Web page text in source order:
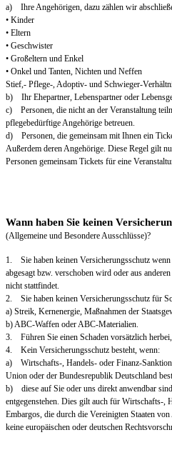
a) Ihre Angehörigen, dazu zählen wir
• Kinder
• Eltern
• Geschwister
• Großeltern und Enkel
• Onkel und Tanten, Nichten und Neffen
Stief,- Pflege-, Adoptiv- und Schwieger-
b) Ihr Ehepartner, Lebenspartner oder
c) Personen, die nicht an der Veranstaltung
pflegebedürftige Angehörige betreuen.
d) Personen, die gemeinsam mit Ihnen ein
Außerdem deren Angehörige. Diese Regel gilt
Personen gemeinsam Tickets für eine
Wann haben Sie keinen
(Allgemeine und Besondere Ausschlüsse)?
1. Sie haben keinen Versicherungsschutz
abgesagt bzw. verschoben wird oder aus
nicht stattfindet.
2. Sie haben keinen Versicherungsschutz für
a) Streik, Kernenergie, Maßnahmen der
b) ABC-Waffen oder ABC-Materialien.
3. Führen Sie einen Schaden vorsätzlich
4. Kein Versicherungsschutz besteht, wenn:
a) Wirtschafts-, Handels- oder Finanz-
Union oder der Bundesrepublik Deutschland
b) diese auf Sie oder uns direkt anwendbar
entgegenstehen. Dies gilt auch für Wirtschafts-,
Embargos, die durch die Vereinigten Staaten
keine europäischen oder deutschen